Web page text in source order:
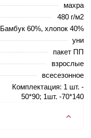
махра
480 г/м2
Бамбук 60%, хлопок 40%
уни
пакет ПП
взрослые
всесезонное
Комплектация: 1 шт. -
50*90; 1шт. -70*140